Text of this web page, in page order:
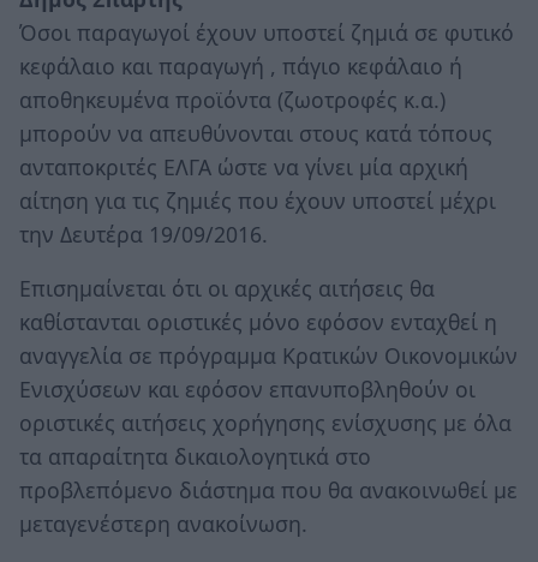
Όσοι παραγωγοί έχουν υποστεί ζημιά σε φυτικό
κεφάλαιο και παραγωγή , πάγιο κεφάλαιο ή
αποθηκευμένα προϊόντα (ζωοτροφές κ.α.)
μπορούν να απευθύνονται στους κατά τόπους
ανταποκριτές ΕΛΓΑ ώστε να γίνει μία αρχική
αίτηση για τις ζημιές που έχουν υποστεί μέχρι
την Δευτέρα 19/09/2016.
Επισημαίνεται ότι οι αρχικές αιτήσεις θα
καθίστανται οριστικές μόνο εφόσον ενταχθεί η
αναγγελία σε πρόγραμμα Κρατικών Οικονομικών
Ενισχύσεων και εφόσον επανυποβληθούν οι
οριστικές αιτήσεις χορήγησης ενίσχυσης με όλα
τα απαραίτητα δικαιολογητικά στο
προβλεπόμενο διάστημα που θα ανακοινωθεί με
μεταγενέστερη ανακοίνωση.